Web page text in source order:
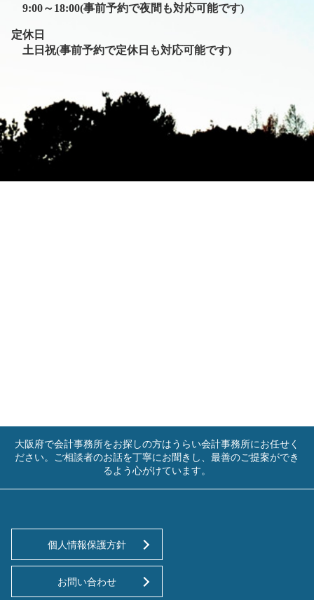
9:00～18:00(事前予約で夜間も対応可能です)
定休日
土日祝(事前予約で定休日も対応可能です)
大阪府で会計事務所をお探しの方はうらい会計事務所にお任せく
ださい。ご相談者のお話を丁寧にお聞きし、最善のご提案ができ
るよう心がけています。
個人情報保護方針
お問い合わせ